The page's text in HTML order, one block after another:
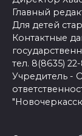
Главный
Для детей
Контактные
тел. 8(8635)
Учредитель -